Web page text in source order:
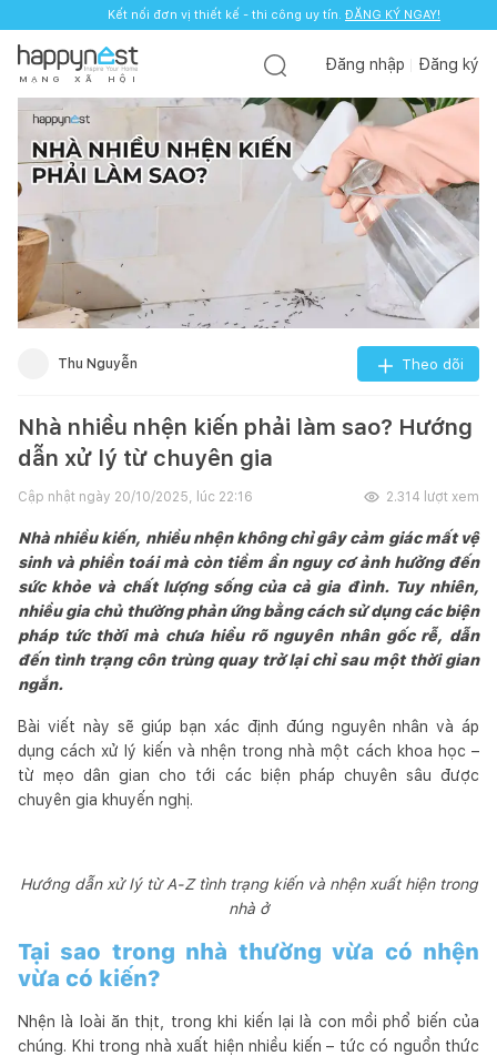
Kết nối đơn vị thiết kế - thi công uy tín. ĐĂNG KÝ NGAY!
M Ạ N G X Ã H Ộ I
Đăng nhập Đăng ký
Thu Nguyễn Theo dõi
Nhà nhiều nhện kiến phải làm sao? Hướng
dẫn xử lý từ chuyên gia
Cập nhật ngày 20/10/2025, lúc 22:16 2.314 lượt xem
Nhà nhiều kiến, nhiều nhện không chỉ gây cảm giác mất vệ
sinh và phiền toái mà còn tiềm ẩn nguy cơ ảnh hưởng đến
sức khỏe và chất lượng sống của cả gia đình. Tuy nhiên,
nhiều gia chủ thường phản ứng bằng cách sử dụng các biện
pháp tức thời mà chưa hiểu rõ nguyên nhân gốc rễ, dẫn
đến tình trạng côn trùng quay trở lại chỉ sau một thời gian
ngắn.
Bài viết này sẽ giúp bạn xác định đúng nguyên nhân và áp
dụng cách xử lý kiến và nhện trong nhà một cách khoa học –
từ mẹo dân gian cho tới các biện pháp chuyên sâu được
chuyên gia khuyến nghị.
Hướng dẫn xử lý từ A-Z tình trạng kiến và nhện xuất hiện trong
nhà ở
Tại sao trong nhà thường vừa có nhện
vừa có kiến?
Nhện là loài ăn thịt, trong khi kiến lại là con mồi phổ biến của
chúng. Khi trong nhà xuất hiện nhiều kiến – tức có nguồn thức